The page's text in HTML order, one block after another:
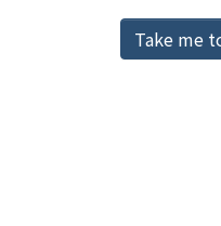
Download Ranking
Take me